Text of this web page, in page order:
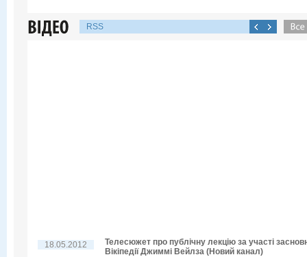
RSS
18.05.2012
Телесюжет про публічну лекцію за участі
Вікіпедії Джиммі Вейлза (Новий канал)